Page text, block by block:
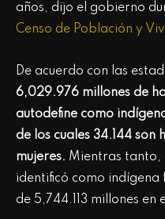
años, dijo el gobierno
Censo de Población y
De acuerdo con las
6,029.976 millones de
autodefine como
de los cuales 34.144
mujeres. Mientras tanto,
identificó como indígena
de 5,744.113 millones en